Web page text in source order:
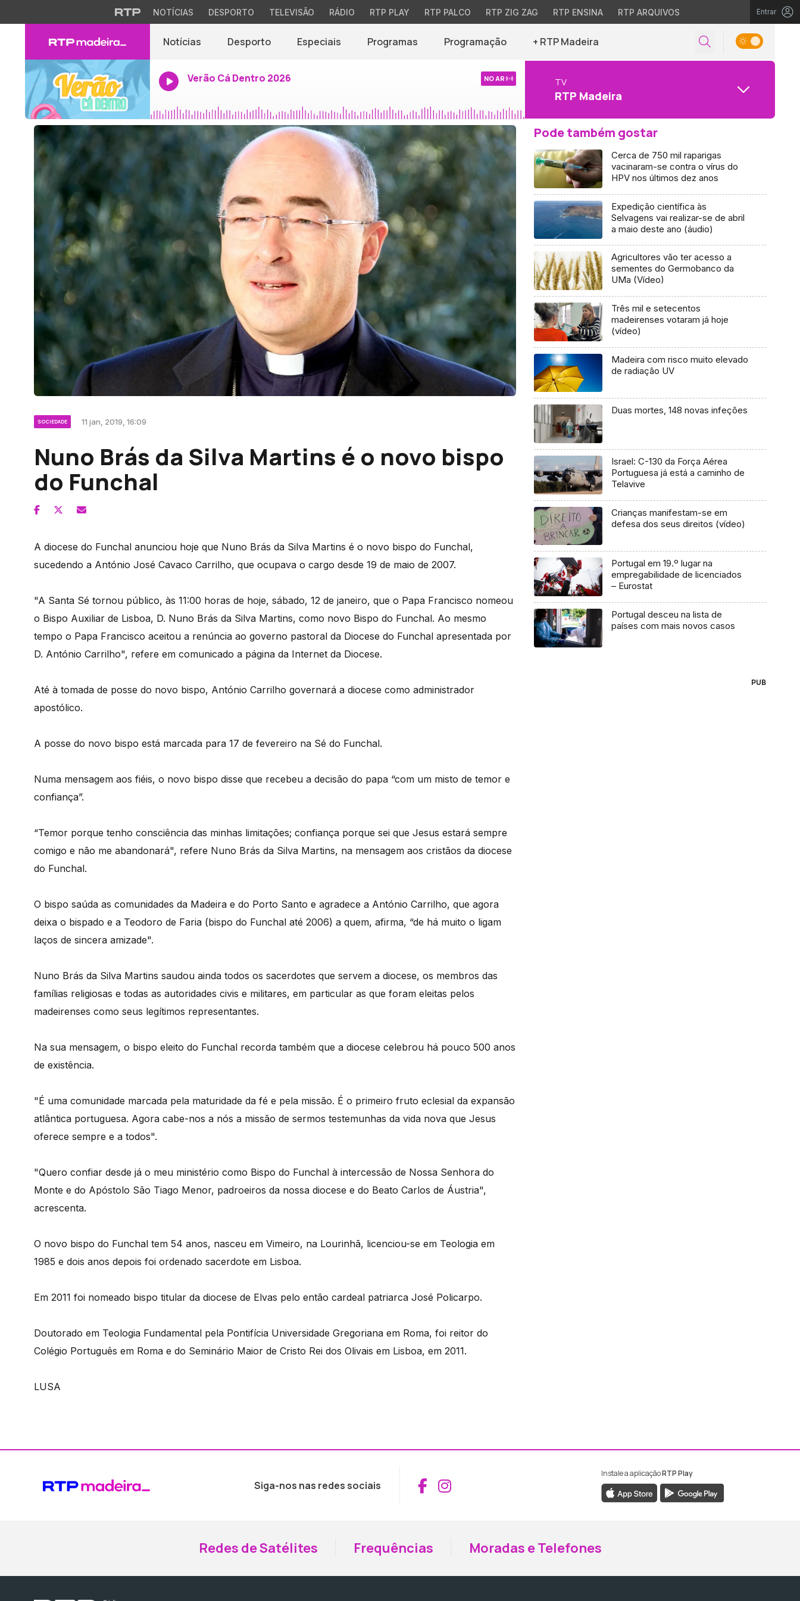
NOTÍCIAS DESPORTO TELEVISÃO RÁDIO RTP PLAY RTP PALCO RTP ZIG ZAG RTP ENSINA RTP ARQUIVOS Entrar
Notícias Desporto Especiais Programas Programação + RTP Madeira
Verão Cá Dentro 2026 NO AR TV
RTP Madeira
SOCIEDADE 11 jan, 2019, 16:09
Nuno Brás da Silva Martins é o novo bispo
do Funchal
A diocese do Funchal anunciou hoje que Nuno Brás da Silva Martins é o novo bispo do Funchal,
sucedendo a António José Cavaco Carrilho, que ocupava o cargo desde 19 de maio de 2007.
"A Santa Sé tornou público, às 11:00 horas de hoje, sábado, 12 de janeiro, que o Papa Francisco nomeou
o Bispo Auxiliar de Lisboa, D. Nuno Brás da Silva Martins, como novo Bispo do Funchal. Ao mesmo
tempo o Papa Francisco aceitou a renúncia ao governo pastoral da Diocese do Funchal apresentada por
D. António Carrilho", refere em comunicado a página da Internet da Diocese.
Até à tomada de posse do novo bispo, António Carrilho governará a diocese como administrador
apostólico.
A posse do novo bispo está marcada para 17 de fevereiro na Sé do Funchal.
Numa mensagem aos fiéis, o novo bispo disse que recebeu a decisão do papa “com um misto de temor e
confiança”.
“Temor porque tenho consciência das minhas limitações; confiança porque sei que Jesus estará sempre
comigo e não me abandonará", refere Nuno Brás da Silva Martins, na mensagem aos cristãos da diocese
do Funchal.
O bispo saúda as comunidades da Madeira e do Porto Santo e agradece a António Carrilho, que agora
deixa o bispado e a Teodoro de Faria (bispo do Funchal até 2006) a quem, afirma, “de há muito o ligam
laços de sincera amizade".
Nuno Brás da Silva Martins saudou ainda todos os sacerdotes que servem a diocese, os membros das
famílias religiosas e todas as autoridades civis e militares, em particular as que foram eleitas pelos
madeirenses como seus legítimos representantes.
Na sua mensagem, o bispo eleito do Funchal recorda também que a diocese celebrou há pouco 500 anos
de existência.
"É uma comunidade marcada pela maturidade da fé e pela missão. É o primeiro fruto eclesial da expansão
atlântica portuguesa. Agora cabe-nos a nós a missão de sermos testemunhas da vida nova que Jesus
oferece sempre e a todos".
"Quero confiar desde já o meu ministério como Bispo do Funchal à intercessão de Nossa Senhora do
Monte e do Apóstolo São Tiago Menor, padroeiros da nossa diocese e do Beato Carlos de Áustria",
acrescenta.
O novo bispo do Funchal tem 54 anos, nasceu em Vimeiro, na Lourinhã, licenciou-se em Teologia em
1985 e dois anos depois foi ordenado sacerdote em Lisboa.
Em 2011 foi nomeado bispo titular da diocese de Elvas pelo então cardeal patriarca José Policarpo.
Doutorado em Teologia Fundamental pela Pontifícia Universidade Gregoriana em Roma, foi reitor do
Colégio Português em Roma e do Seminário Maior de Cristo Rei dos Olivais em Lisboa, em 2011.
LUSA
Pode também gostar
Cerca de 750 mil raparigas
vacinaram-se contra o vírus do
HPV nos últimos dez anos
Expedição científica às
Selvagens vai realizar-se de abril
a maio deste ano (áudio)
Agricultores vão ter acesso a
sementes do Germobanco da
UMa (Vídeo)
Três mil e setecentos
madeirenses votaram já hoje
(vídeo)
Madeira com risco muito elevado
de radiação UV
Duas mortes, 148 novas infeções
Israel: C-130 da Força Aérea
Portuguesa já está a caminho de
Telavive
Crianças manifestam-se em
defesa dos seus direitos (vídeo)
Portugal em 19.º lugar na
empregabilidade de licenciados
– Eurostat
Portugal desceu na lista de
países com mais novos casos
PUB
Siga-nos nas redes sociais Aceder ao Facebook da RTP Madeira
Aceder ao Instagram da RTP Madeira
Instale a aplicaçãoRTP Play
Redes de Satélites Frequências Moradas e Telefones